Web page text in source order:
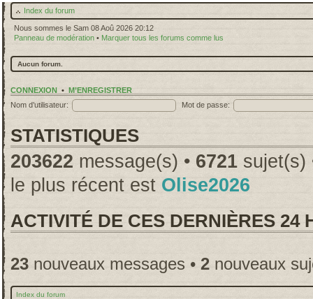
Index du forum
Nous sommes le Sam 08 Aoû 2026 20:12
Panneau de modération • Marquer tous les forums comme lus
Aucun forum.
CONNEXION • M’ENREGISTRER
Nom d’utilisateur:
Mot de passe:
STATISTIQUES
203622 message(s) • 6721 sujet(s)
le plus récent est Olise2026
ACTIVITÉ DE CES DERNIÈRES 24
23 nouveaux messages • 2 nouveaux
Index du forum